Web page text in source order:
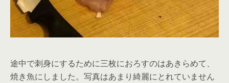
途中で刺身にするために三枚におろすのはあきらめて、
焼き魚にしました。写真はあまり綺麗にとれていません